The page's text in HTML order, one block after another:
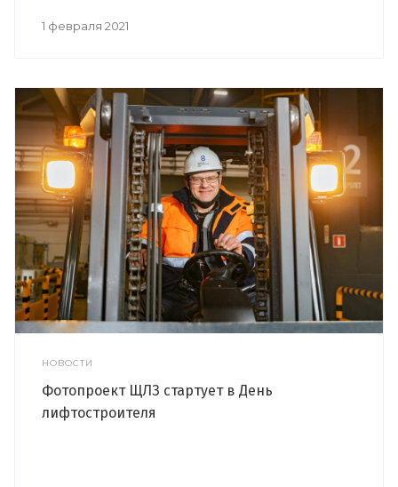
1 февраля 2021
НОВОСТИ
Фотопроект ЩЛЗ стартует в День
лифтостроителя